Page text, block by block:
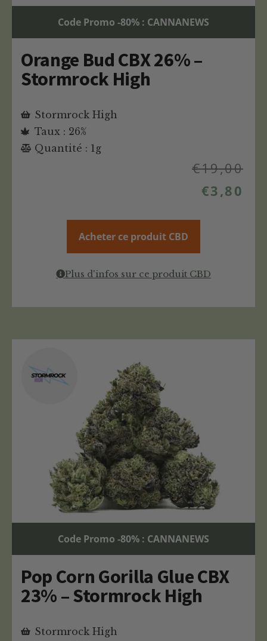
Code Promo -80% : CANNANEWS
Orange Bud CBX 26% –
Stormrock High
Stormrock High
Taux : 26%
Quantité : 1g
€19,00
€3,80
Acheter ce produit CBD
Plus d'infos sur ce produit CBD
Code Promo -80% : CANNANEWS
Pop Corn Gorilla Glue CBX
23% – Stormrock High
Stormrock High